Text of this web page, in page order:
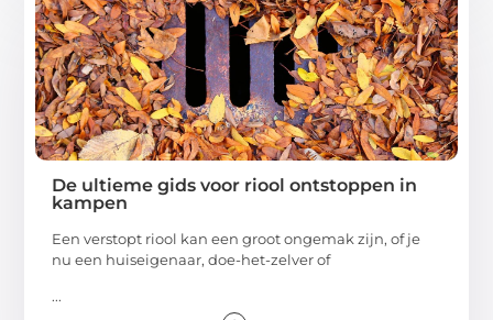
De ultieme gids voor riool ontstoppen in
kampen
Een verstopt riool kan een groot ongemak zijn, of je
nu een huiseigenaar, doe-het-zelver of
...